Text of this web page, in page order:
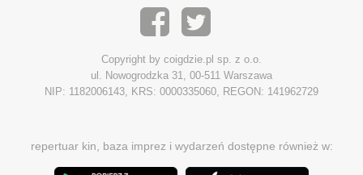
Copyright by coigdzie.pl sp. z o.o.
ul. Nowogrodzka 31, 00-511 Warszawa
NIP: 1182006143, KRS: 0000335060, REGON: 141962729
repertuar kin, baza imprez i wydarzeń dostępne również w: